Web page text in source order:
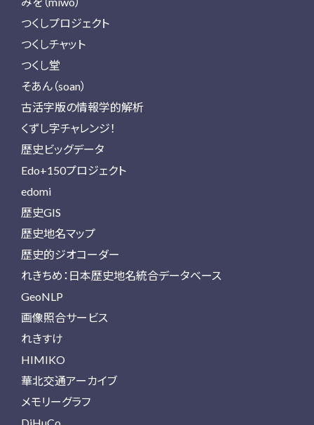
つくしプロジェクト
つくしチャット
つくし堂
そあん（soan）
古活字版の情報学的解析
くずし字チャレンジ！
歴史ビッグデータ
Edo+150プロジェクト
edomi
歴史GIS
歴史地名マップ
歴史的ジオコーダー
れきちめ：日本歴史地名統合データベース
GeoNLP
画像照合サービス
れきすけ
HIMIKO
華北交通アーカイブ
メモリーグラフ